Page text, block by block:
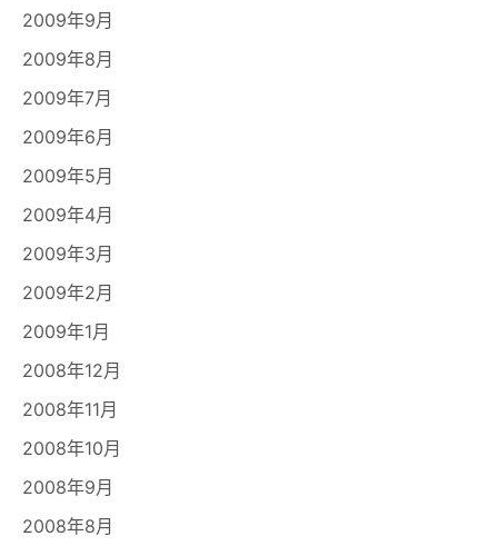
2009年9月
2009年8月
2009年7月
2009年6月
2009年5月
2009年4月
2009年3月
2009年2月
2009年1月
2008年12月
2008年11月
2008年10月
2008年9月
2008年8月